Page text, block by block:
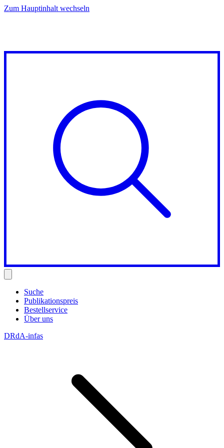
Zum Hauptinhalt wechseln
Suche
Publikationspreis
Bestellservice
Über uns
DRdA-infas